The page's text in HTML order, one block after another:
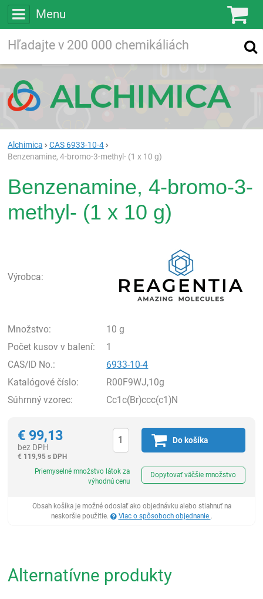
Menu
Vyhľadávanie
Alchimica
CAS 6933-10-4
Benzenamine, 4-bromo-3-methyl- (1 x 10 g)
Benzenamine, 4-bromo-3-
methyl- (1 x 10 g)
Výrobca:
Množstvo:
10 g
Počet kusov v balení:
1
CAS/ID No.:
6933-10-4
Katalógové číslo:
R00F9WJ,10g
Súhrnný vzorec:
Cc1c(Br)ccc(c1)N
€ 99,13
bez DPH
€ 119,95 s DPH
Do košíka
Priemyselné množstvo látok za
výhodnú cenu
Dopytovať väčšie množstvo
Obsah košíka je možné odoslať ako objednávku alebo stiahnuť na
neskoršie použitie.
Viac o spôsoboch objednanie .
Alternatívne produkty